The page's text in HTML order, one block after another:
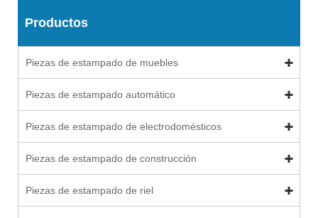
Productos
Piezas de estampado de muebles
Piezas de estampado automático
Piezas de estampado de electrodomésticos
Piezas de estampado de construcción
Piezas de estampado de riel